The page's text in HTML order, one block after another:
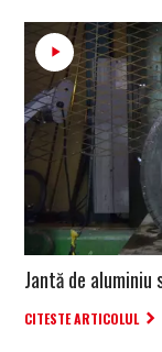
Jantă de
CITESTE ARTICOLUL